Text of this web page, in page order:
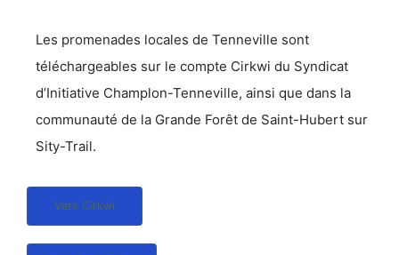
Les promenades locales de Tenneville sont
téléchargeables sur le compte Cirkwi du Syndicat
d’Initiative Champlon-Tenneville, ainsi que dans la
communauté de la Grande Forêt de Saint-Hubert sur
Sity-Trail.
Vers Cirkwi